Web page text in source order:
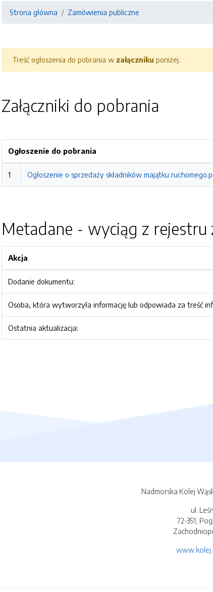
Strona główna Zamówienia publiczne
Treść ogłoszenia do pobrania w załączniku poniżej.
Załączniki do pobrania
Ogłoszenie do pobrania
1 Ogłoszenie o sprzedaży składników majątku
Metadane - wyciąg z rejestru
Akcja
Dodanie dokumentu:
Osoba, która wytworzyła informację lub odpowiada za treść
Ostatnia aktualizacja:
Nadmorska Kolej
ul.
72-351,